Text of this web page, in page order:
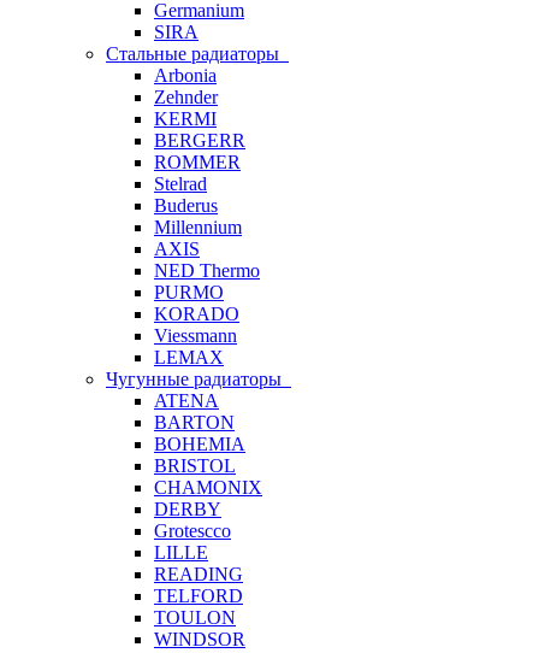
Germanium
SIRA
Стальные радиаторы
Arbonia
Zehnder
KERMI
BERGERR
ROMMER
Stelrad
Buderus
Millennium
AXIS
NED Thermo
PURMO
KORADO
Viessmann
LEMAX
Чугунные радиаторы
ATENA
BARTON
BOHEMIA
BRISTOL
CHAMONIX
DERBY
Grotescco
LILLE
READING
TELFORD
TOULON
WINDSOR